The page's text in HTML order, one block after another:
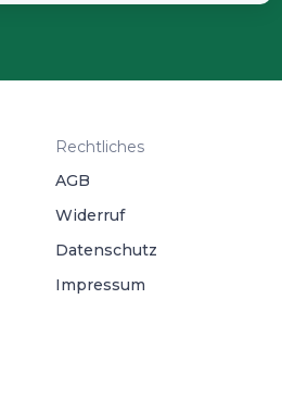
Rechtliches
AGB
Widerruf
Datenschutz
Impressum